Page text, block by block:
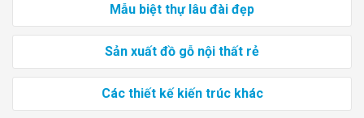
Mẫu biệt thự lâu đài đẹp
Sản xuất đồ gỗ nội thất rẻ
Các thiết kế kiến trúc khác